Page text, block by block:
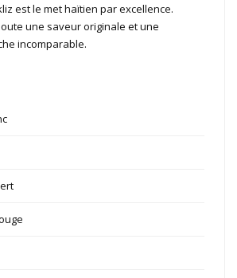
est le met haïtien par excellence.
une saveur originale et une
incomparable.